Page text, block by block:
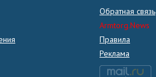
Обратная связь
Armtorg.News
Правила
Реклама